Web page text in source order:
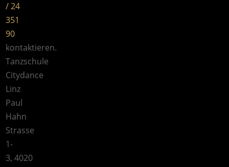
/ 24
351
90
kontaktieren.
Tanzschule
Citydance
Linz
Paul
Hahn
Strasse
1-
3, 4020